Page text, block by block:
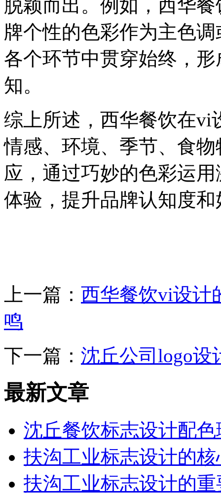
脱颖而出。例如，西华
牌个性的色彩作为主色
各个环节中贯穿始终，
知。
综上所述，西华餐饮在vi
情感、环境、季节、食
应，通过巧妙的色彩运
体验，提升品牌认知度
上一篇： 西华餐饮vi设计
鸣
下一篇： 沈丘公司logo设
最新文章
沈丘餐饮标志设计配
扶沟工业标志设计的
扶沟工业标志设计的重